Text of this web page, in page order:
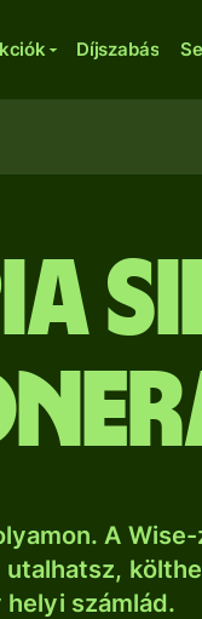
Díjszabás
A
számlád.